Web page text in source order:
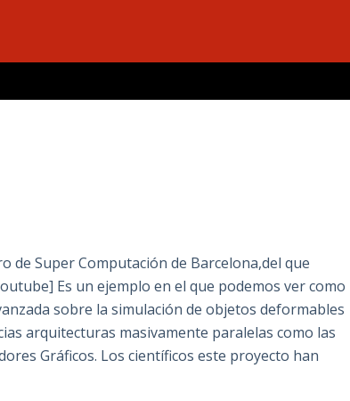
de Super Computación de Barcelona,del que
Es un ejemplo en el que podemos ver como
sobre la simulación de objetos deformables
arquitecturas masivamente paralelas como las
Gráficos. Los científicos este proyecto han